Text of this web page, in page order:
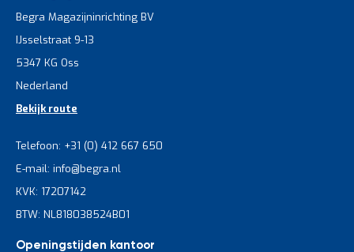
Begra Magazijninrichting BV
IJsselstraat 9-13
5347 KG Oss
Nederland
Bekijk route
Telefoon: +31 (0) 412 667 650
E-mail: info@begra.nl
KVK: 17207142
BTW: NL818038524B01
Openingstijden kantoor